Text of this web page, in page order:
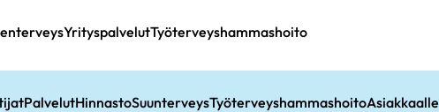
PalvelutHinnastoSuunterveysTyöterveyshammashoitoAsiakkaalle
YrityspalvelutTyöterveyshammashoito